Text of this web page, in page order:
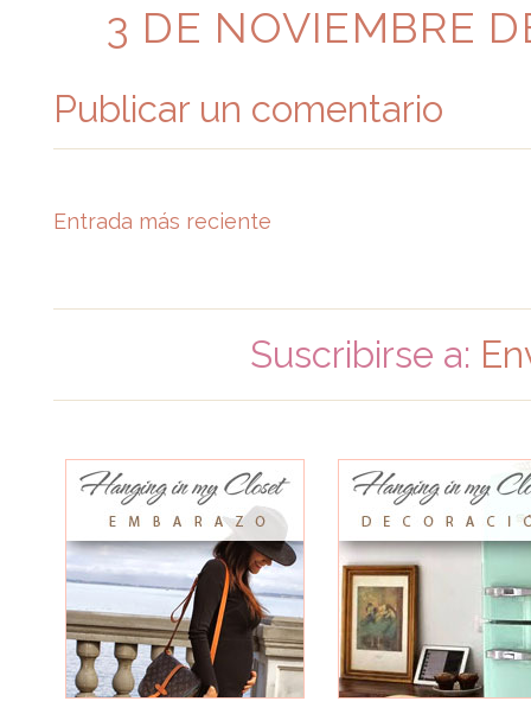
3 DE NOVIEMBRE
Publicar un comentario
Entrada más reciente
Suscribirse a: